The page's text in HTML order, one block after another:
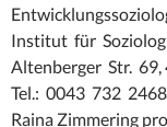
Institut für
Altenberger Str. 69,
Tel.: 0043 732
Raina Zimmering